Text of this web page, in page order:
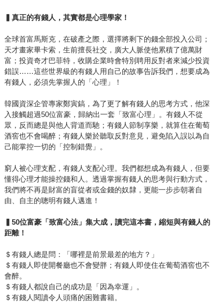
▍真正的有錢人，其實都是心理學家！
全球首富馬斯克，在破產之際，選擇將剩下的錢全部投入公司；
天才畫家畢卡索，生前擅長社交，廣大人脈使他累積了億萬財
富；投資奇才巴菲特，收購企業時會特別聘用反對者來減少投資
錯誤……這些世界級的有錢人用自己的故事告訴我們，想要成為
有錢人，必須先掌握人的「心理」！
韓國資深企管專家鄭寅鎬，為了更了解有錢人的思考方式，他深
入接觸超過50位富豪，歸納出一套「致富心理」。有錢人不從
眾，反而總是與他人背道而馳；有錢人節制享樂，就算住在葡萄
酒窖也不會喝醉；有錢人樂於聽取反對意見，避免陷入誤以為自
己能掌控一切的「控制錯覺」。
窮人被心理支配，有錢人支配心理。我們都想成為有錢人，但要
懂得心理才能操控錢和人。透過掌握有錢人的思考與行動方式，
我們將不再是財富的盲從者或金錢的奴隸，更能一步步朝著自
由、自主的聰明有錢人邁進！
▍50位富豪「致富心法」集大成，讀完這本書，縮短與有錢人的
距離！
＄有錢人總是問：「哪裡是前景最差的地方？」
＄有錢人即使開餐廳也不會變胖；有錢人即使住在葡萄酒窖也不
會醉。
＄有錢人都說自己的成功是「因為幸運」。
＄有錢人閱讀令人頭痛的困難書籍。